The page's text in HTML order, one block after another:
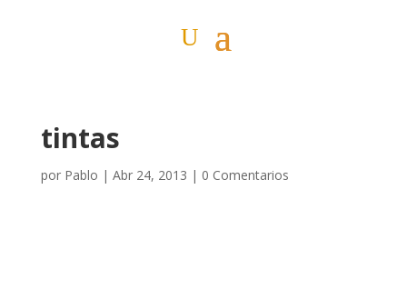
tintas
por Pablo | Abr 24, 2013 | 0 Comentarios